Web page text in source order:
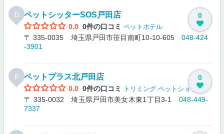
D ペットシッターSOS戸田店
0.0 0件の口コミ ペットホテル
〒 335-0035 埼玉県戸田市笹目南町10-10-605 048-424
-3901
0
E ペットプラス北戸田店
0.0 0件の口コミ トリミング ペットショップ
〒 335-0032 埼玉県戸田市美女木東1丁目3-1 048-449-
7337
0